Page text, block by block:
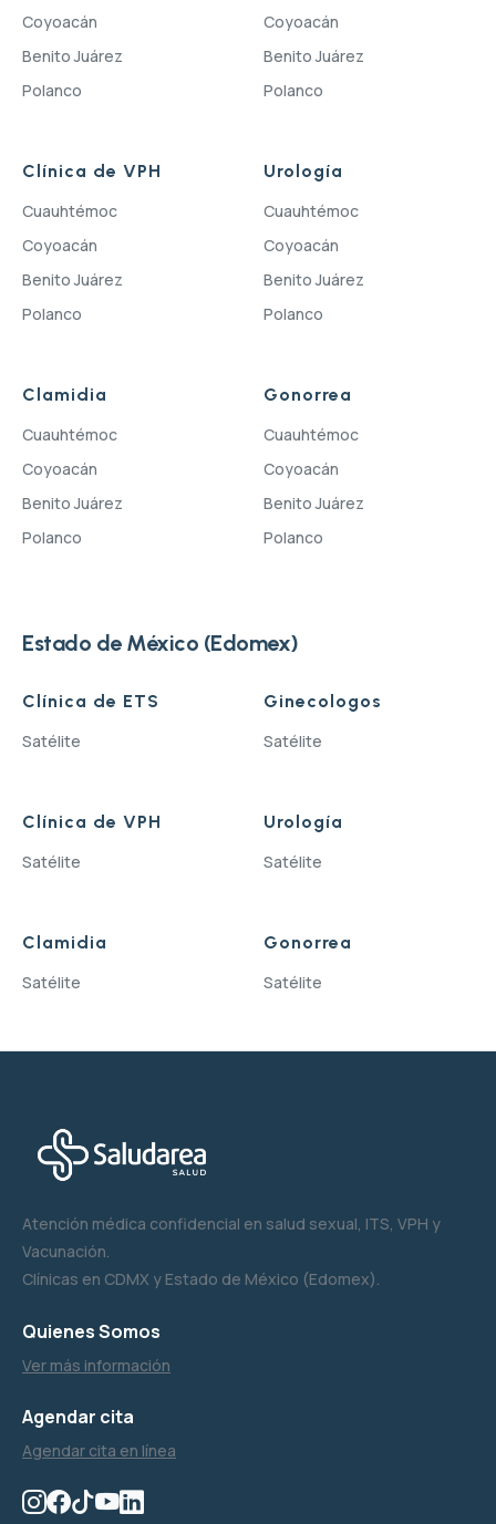
Coyoacán
Benito Juárez
Polanco
Coyoacán
Benito Juárez
Polanco
Clínica de VPH
Cuauhtémoc
Coyoacán
Benito Juárez
Polanco
Urología
Cuauhtémoc
Coyoacán
Benito Juárez
Polanco
Clamidia
Cuauhtémoc
Coyoacán
Benito Juárez
Polanco
Gonorrea
Cuauhtémoc
Coyoacán
Benito Juárez
Polanco
Estado de México (Edomex)
Clínica de ETS
Satélite
Ginecologos
Satélite
Clínica de VPH
Satélite
Urología
Satélite
Clamidia
Satélite
Gonorrea
Satélite
Atención médica confidencial en salud sexual, ITS, VPH y
Vacunación.
Clínicas en CDMX y Estado de México (Edomex).
Quienes Somos
Ver más información
Agendar cita
Agendar cita en línea